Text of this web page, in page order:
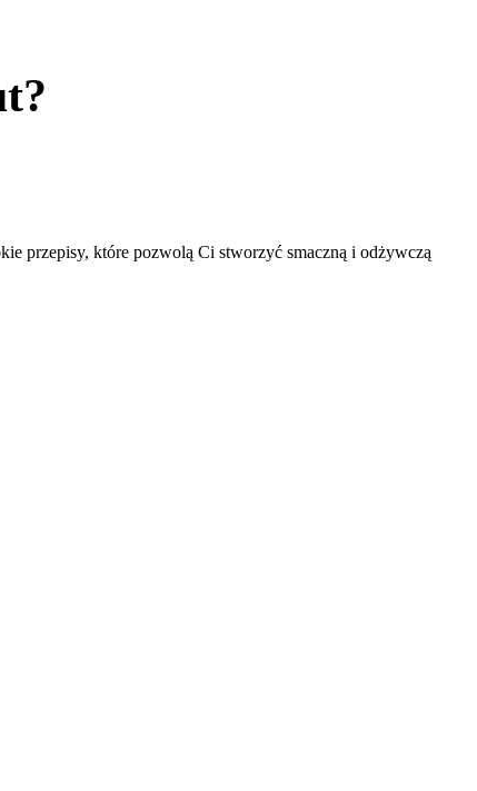
przepisy, które pozwolą Ci stworzyć smaczną i odżywczą